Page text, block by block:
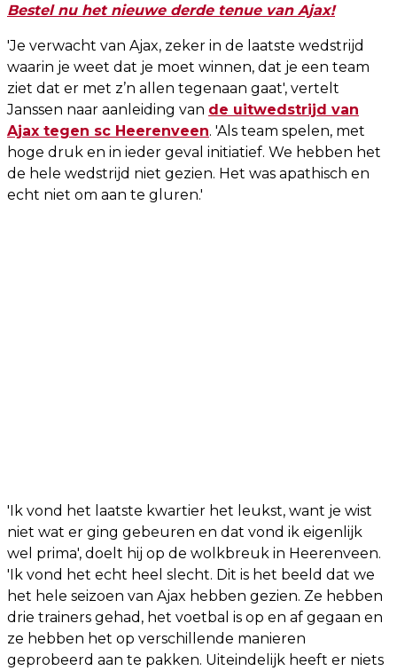
Bestel nu het nieuwe derde tenue van Ajax!
'Je verwacht van Ajax, zeker in de laatste wedstrijd
waarin je weet dat je moet winnen, dat je een team
ziet dat er met z’n allen tegenaan gaat', vertelt
Janssen naar aanleiding van de uitwedstrijd van
Ajax tegen sc Heerenveen. 'Als team spelen, met
hoge druk en in ieder geval initiatief. We hebben het
de hele wedstrijd niet gezien. Het was apathisch en
echt niet om aan te gluren.'
'Ik vond het laatste kwartier het leukst, want je wist
niet wat er ging gebeuren en dat vond ik eigenlijk
wel prima', doelt hij op de wolkbreuk in Heerenveen.
'Ik vond het echt heel slecht. Dit is het beeld dat we
het hele seizoen van Ajax hebben gezien. Ze hebben
drie trainers gehad, het voetbal is op en af gegaan en
ze hebben het op verschillende manieren
geprobeerd aan te pakken. Uiteindelijk heeft er niets